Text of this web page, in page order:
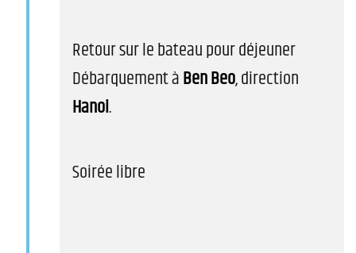
Retour sur le bateau pour déjeuner
Débarquement àBen Beo, direction
Hanoi.
Soirée libre